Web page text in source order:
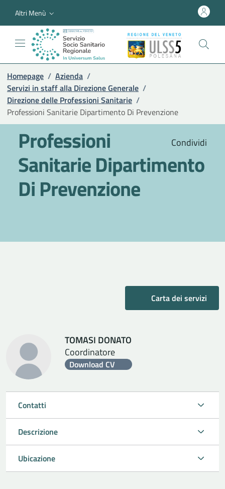
Altri Menù
Homepage / Azienda /
Servizi in staff alla Direzione Generale /
Direzione delle Professioni Sanitarie /
Professioni Sanitarie Dipartimento Di Prevenzione
Condividi
Professioni
Sanitarie Dipartimento
Di Prevenzione
Carta dei servizi
TOMASI DONATO
Coordinatore
Download CV
Contatti
Descrizione
Ubicazione